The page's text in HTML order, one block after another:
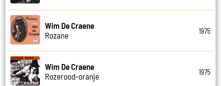
Wim De Craene
Rozane
1975
Wim De Craene
Rozerood-oranje
1975